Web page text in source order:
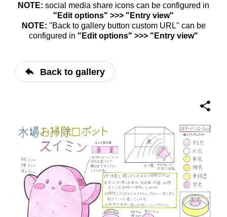
NOTE: social media share icons can be configured in
"Edit options" >>> "Entry view"
NOTE: "Back to gallery button custom URL" can be
configured in "Edit options" >>> "Entry view"
Back to gallery